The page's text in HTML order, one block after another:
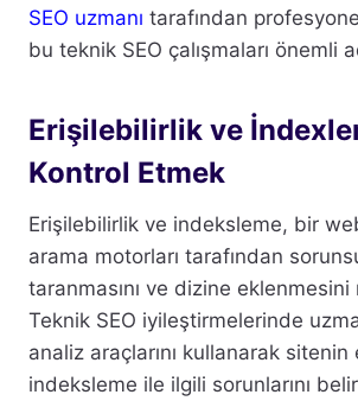
SEO uzmanı tarafından
bu teknik SEO çalışmaları önemli
Erişilebilirlik ve
Kontrol Etmek
Erişilebilirlik ve indeksleme, bir
arama motorları tarafından
taranmasını ve dizine eklenmesini
Teknik SEO iyileştirmelerinde
analiz araçlarını kullanarak
indeksleme ile ilgili sorunlarını